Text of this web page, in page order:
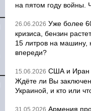
на пятом году войны.
26.06.2026 Уже более
кризиса, бензин
15 литров на машину,
впереди?
15.06.2026 США и Иран
Ждёте ли Вы
Украиной, и кто или
31.05.2026 Армения